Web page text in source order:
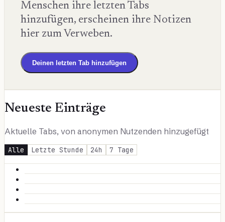
Menschen ihre letzten Tabs
hinzufügen, erscheinen ihre Notizen
hier zum Verweben.
Deinen letzten Tab hinzufügen
Neueste Einträge
Aktuelle Tabs, von anonymen Nutzenden hinzugefügt
Alle Letzte Stunde 24h 7 Tage